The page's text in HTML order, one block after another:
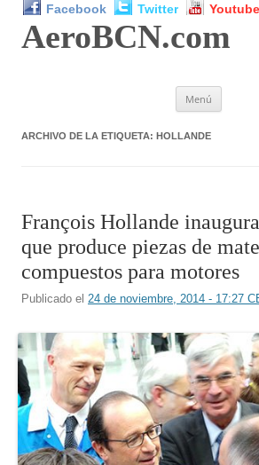
Facebook Twitter Youtube
AeroBCN.com
Menú
ARCHIVO DE LA ETIQUETA: HOLLANDE
François Hollande
que produce piezas de
compuestos para motores
Publicado el 24 de noviembre, 2014 - 17:27